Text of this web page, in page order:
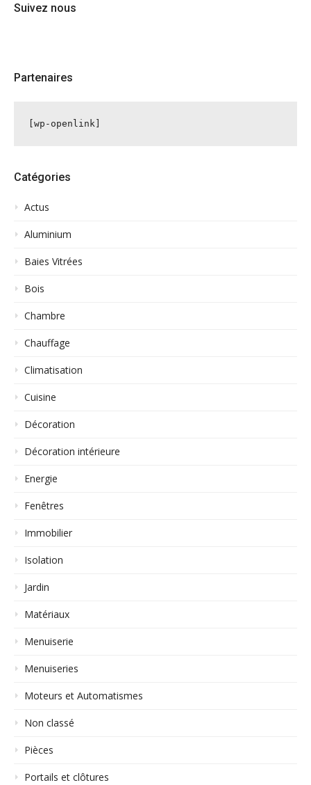
Suivez nous
Partenaires
[wp-openlink]
Catégories
Actus
Aluminium
Baies Vitrées
Bois
Chambre
Chauffage
Climatisation
Cuisine
Décoration
Décoration intérieure
Energie
Fenêtres
Immobilier
Isolation
Jardin
Matériaux
Menuiserie
Menuiseries
Moteurs et Automatismes
Non classé
Pièces
Portails et clôtures